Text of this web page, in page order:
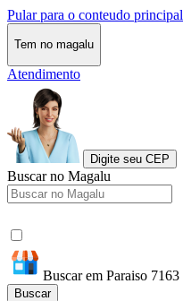
Pular para o conteudo principal
Tem no magalu
Atendimento
Digite seu CEP
Buscar no Magalu
Buscar em Paraiso 7163
Buscar